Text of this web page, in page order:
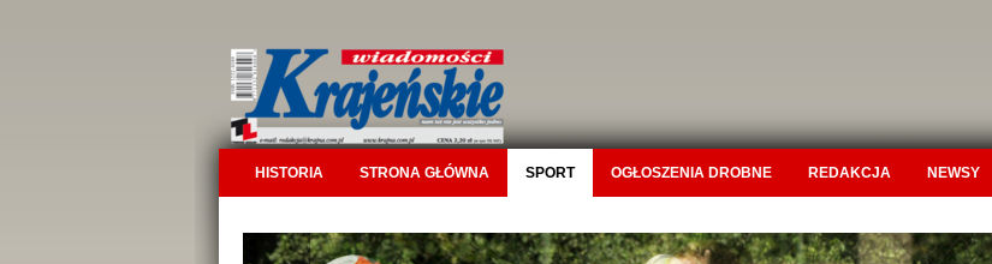
HISTORIA STRONA GŁÓWNA SPORT OGŁOSZENIA DROBNE REDAKCJA NEWSY